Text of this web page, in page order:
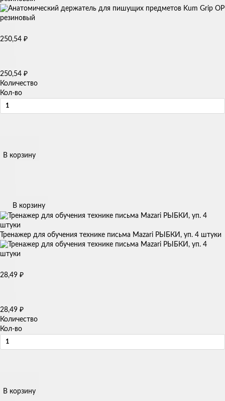
250,54 ₽
250,54 ₽
Количество
Кол-во
В корзину
В корзину
Тренажер для обучения технике письма Mazari РЫБКИ, уп. 4 штуки
28,49 ₽
28,49 ₽
Количество
Кол-во
В корзину